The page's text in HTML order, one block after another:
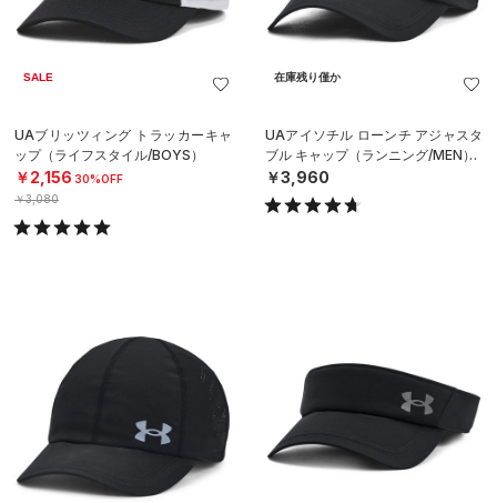
SALE
UAブリッツィング トラッカーキャ
ップ（ライフスタイル/BOYS）
￥2,156 30%OFF
￥3,080
在庫残り僅か
UAアイソチル ローンチ アジャスタ
ブル キャップ（ランニング/MEN）
￥3,960